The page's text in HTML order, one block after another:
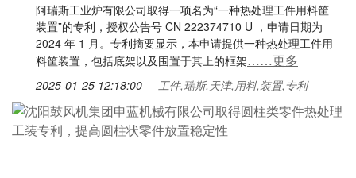
阿瑞斯工业炉有限公司取得一项名为“一种热处理工件用料筐
装置”的专利，授权公告号 CN 222374710 U ，申请日期为
2024 年 1 月。专利摘要显示，本申请提供一种热处理工件用
料筐装置，包括底架以及围置于其上的框架……更多
2025-01-25 12:18:00 工件,瑞斯,天津,用料,装置,专利